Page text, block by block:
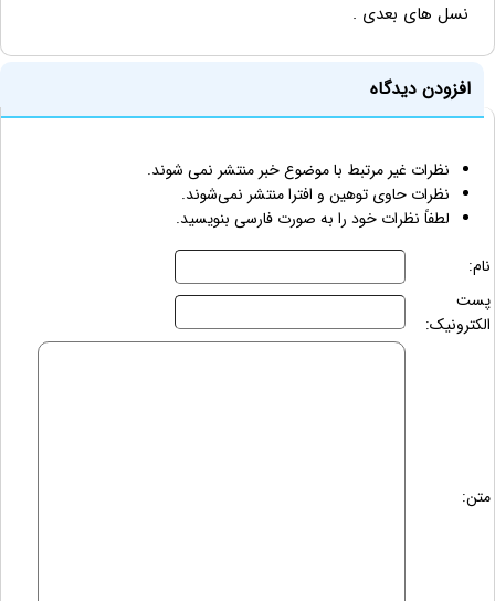
نسل های بعدی .
افزودن دیدگاه
نظرات غیر مرتبط با موضوع خبر منتشر نمی شوند.
نظرات حاوی توهین و افترا منتشر نمی‌شوند.
لطفاً نظرات خود را به صورت فارسی بنویسید.
نام:
پست
الکترونیک:
متن: